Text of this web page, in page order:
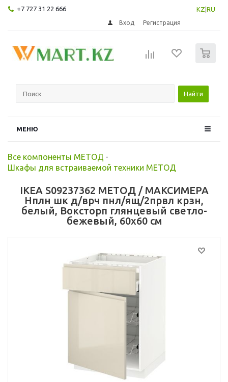
+7 727 31 22 666 KZ RU
Вход Регистрация
Найти
МЕНЮ
Все компоненты МЕТОД -
Шкафы для встраиваемой техники МЕТОД
IKEA S09237362 МЕТОД / МАКСИМЕРА
Нплн шк д/врч пнл/ящ/2првл крзн,
белый, Воксторп глянцевый светло-
бежевый, 60x60 см